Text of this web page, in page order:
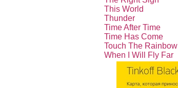
This World
Thunder
Time After Time
Time Has Come
Touch The Rainbow
When I Will Fly Far